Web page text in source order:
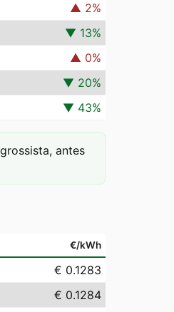
▲ 2%
▼ 13%
▲ 0%
▼ 20%
▼ 43%
antes
€/kWh
€ 0.1283
€ 0.1284